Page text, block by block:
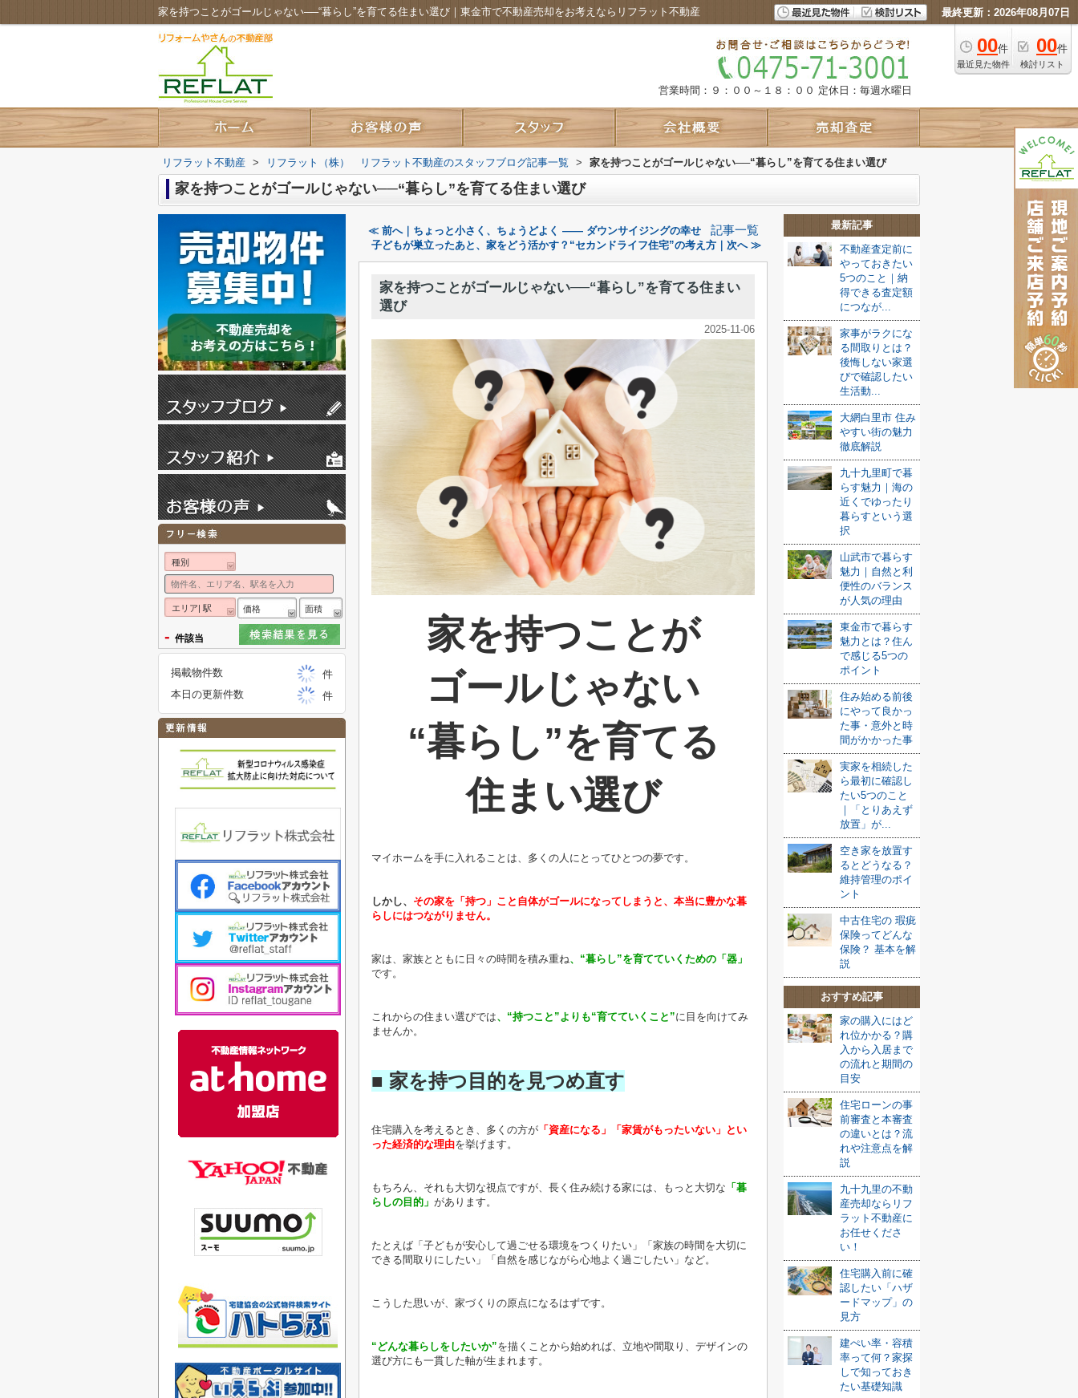
家を持つことがゴールじゃない──“暮らし”を育てる住まい選び｜東金市で不動産売却をお考えならリフラット不動産 最終更新：2026年08月07日
00件
最近見た物件
00件
検討リスト
営業時間：９：００～１８：００ 定休日：毎週水曜日
リフラット不動産 > リフラット（株） リフラット不動産のスタッフブログ記事一覧 > 家を持つことがゴールじゃない──“暮らし”を育てる住まい選び
家を持つことがゴールじゃない──“暮らし”を育てる住まい選び
≪ 前へ｜ちょっと小さく、ちょうどよく —— ダウンサイジングの幸せ 記事一覧
子どもが巣立ったあと、家をどう活かす？“セカンドライフ住宅”の考え方｜次へ ≫
家を持つことがゴールじゃない──“暮らし”を育てる住まい
選び
2025-11-06
家を持つことが
ゴールじゃない
“暮らし”を育てる
住まい選び
マイホームを手に入れることは、多くの人にとってひとつの夢です。
しかし、 その家を「持つ」こと自体がゴールになってしまうと、本当に豊かな暮
らしにはつながりません。
家は、家族とともに日々の時間を積み重ね、“暮らし”を育てていくための「器」
です。
これからの住まい選びでは、“持つこと”よりも“育てていくこと”に目を向けてみ
ませんか。
■ 家を持つ目的を見つめ直す
住宅購入を考えるとき、多くの方が 「資産になる」「家賃がもったいない」とい
った経済的な理由を挙げます。
もちろん、それも大切な視点ですが、長く住み続ける家には、もっと大切な 「暮
らしの目的」 があります。
たとえば「子どもが安心して過ごせる環境をつくりたい」「家族の時間を大切に
できる間取りにしたい」「自然を感じながら心地よく過ごしたい」など。
こうした思いが、家づくりの原点になるはずです。
“どんな暮らしをしたいか”を描くことから始めれば、立地や間取り、デザインの
選び方にも一貫した軸が生まれます。
最新記事
不動産査定前に
やっておきたい
5つのこと｜納
得できる査定額
につなが...
家事がラクにな
る間取りとは？
後悔しない家選
びで確認したい
生活動...
大網白里市 住み
やすい街の魅力
徹底解説
九十九里町で暮
らす魅力｜海の
近くでゆったり
暮らすという選
択
山武市で暮らす
魅力｜自然と利
便性のバランス
が人気の理由
東金市で暮らす
魅力とは？住ん
で感じる5つの
ポイント
住み始める前後
にやって良かっ
た事・意外と時
間がかかった事
実家を相続した
ら最初に確認し
たい5つのこと
｜「とりあえず
放置」が...
空き家を放置す
るとどうなる？
維持管理のポイ
ント
中古住宅の 瑕疵
保険ってどんな
保険？ 基本を解
説
おすすめ記事
家の購入にはど
れ位かかる？購
入から入居まで
の流れと期間の
目安
住宅ローンの事
前審査と本審査
の違いとは？流
れや注意点を解
説
九十九里の不動
産売却ならリフ
ラット不動産に
お任せくださ
い！
住宅購入前に確
認したい「ハザ
ードマップ」の
見方
建ぺい率・容積
率って何？家探
しで知っておき
たい基礎知識
種別
エリア| 駅 価格 面積
- 件該当
掲載物件数
件
本日の更新件数
件